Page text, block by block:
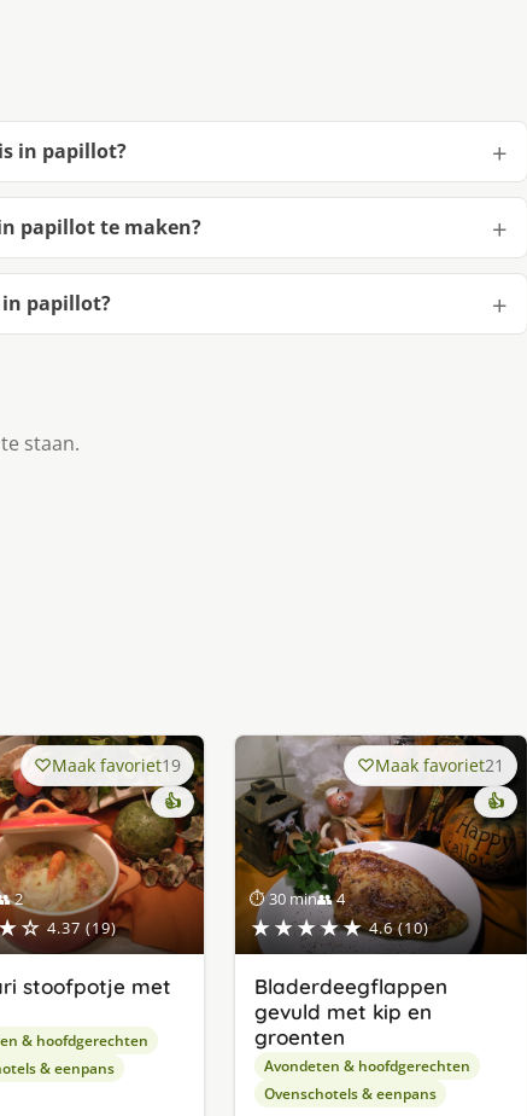
in papillot?
papillot te maken?
papillot?
staan.
2
4.37 (19)
Maak favoriet19
👍
stoofpotje met
& hoofdgerechten
& eenpans
⏱ 30 min👥 4
★★★★★ 4.6 (10)
Maak favoriet21
👍
Bladerdeegflappen
gevuld met kip en
groenten
Avondeten & hoofdgerechten
Ovenschotels & eenpans